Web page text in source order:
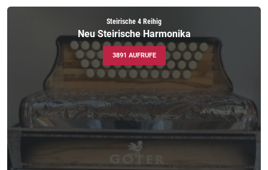
Steirische 4 Reihig
Neu Steirische Harmonika
3891 AUFRUFE